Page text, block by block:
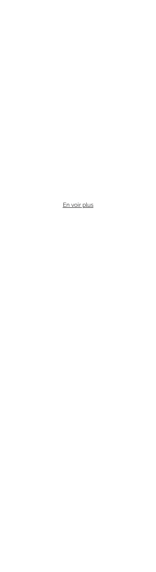
En voir plus